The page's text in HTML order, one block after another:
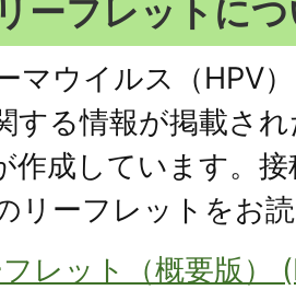
ーフレットに
マウイルス（HPV
する情報が掲載さ
作成しています。
リーフレットをお
レット（概要版）